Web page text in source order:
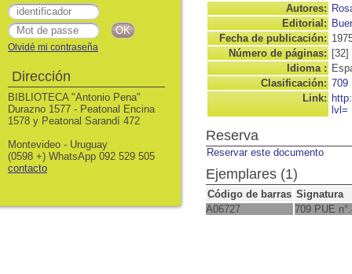
Autores:
Editorial:
Fecha de publicación:
Número de páginas: [32]
Idioma :
Clasificación: 709
Link:
lvl=
Reserva
Reservar este documento
Ejemplares (1)
Código de barras Signatura
A06727
709 PUE
Olvidé mi contraseña
Dirección
BIBLIOTECA "Antonio Pena"
Durazno 1577 - Peatonal Encina
1578 y Peatonal Sarandí 472
Montevideo - Uruguay
(0598 +) WhatsApp 092 529 505
contacto